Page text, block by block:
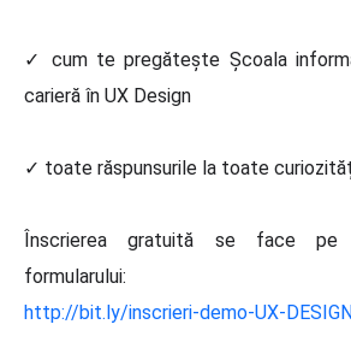
✓ cum te pregătește Școala
carieră în UX Design
✓ toate răspunsurile la toate
Înscrierea gratuită se face pe
formularului:
http://bit.ly/inscrieri-demo-UX-